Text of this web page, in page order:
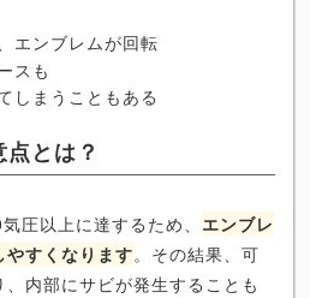
エンブレムが回転
スも
しまうこともある
とは？
圧以上に達するため、 エンブレ
やすくなります。その結果、可
内部にサビが発生することも